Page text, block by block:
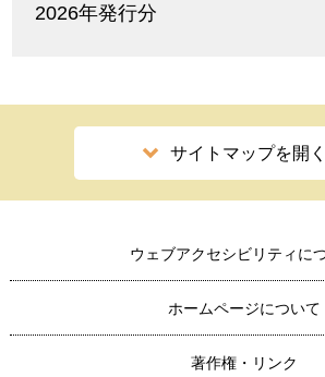
2026年発行分
サイトマップを開く
ウェブアクセシビリティに
ホームページについて
著作権・リンク